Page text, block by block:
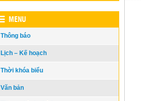
MENU
Thông báo
Lịch – Kế hoạch
Thời khóa biểu
Văn bản